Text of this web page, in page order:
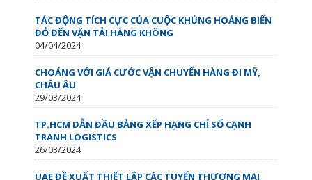
TÁC ĐỘNG TÍCH CỰC CỦA CUỘC KHỦNG HOẢNG BIỂN
ĐỎ ĐẾN VẬN TẢI HÀNG KHÔNG
04/04/2024
CHOÁNG VỚI GIÁ CƯỚC VẬN CHUYỂN HÀNG ĐI MỸ,
CHÂU ÂU
29/03/2024
TP.HCM DẪN ĐẦU BẢNG XẾP HẠNG CHỈ SỐ CẠNH
TRANH LOGISTICS
26/03/2024
UAE ĐỀ XUẤT THIẾT LẬP CÁC TUYẾN THƯƠNG MẠI